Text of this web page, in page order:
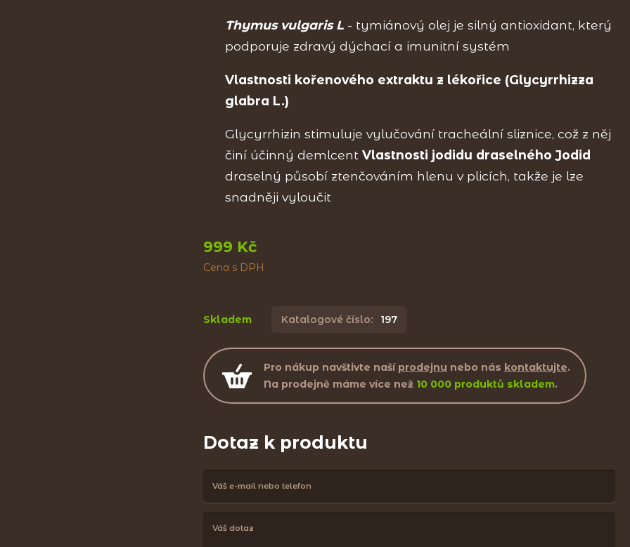
Thymus vulgaris L- tymiánový olej je silný antioxidant, který
podporuje zdravý dýchací a imunitní systém
Vlastnosti kořenového extraktu z lékořice (Glycyrrhizza
glabra L.)
Glycyrrhizin stimuluje vylučování tracheální sliznice, což z něj
činí účinný demlcent Vlastnosti jodidu draselného Jodid
draselný působí ztenčováním hlenu v plicích, takže je lze
snadněji vyloučit
999 Kč
Cena s DPH
Skladem Katalogové číslo: 197
Pro nákup navštivte naší prodejnu nebo nás kontaktujte.
Na prodejně máme více než 10 000 produktů skladem.
Dotaz k produktu